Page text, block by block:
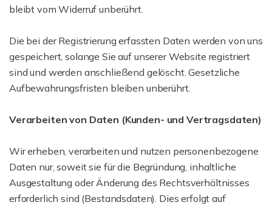
bleibt vom Widerruf unberührt.
Die bei der Registrierung erfassten Daten werden von uns
gespeichert, solange Sie auf unserer Website registriert
sind und werden anschließend gelöscht. Gesetzliche
Aufbewahrungsfristen bleiben unberührt.
Verarbeiten von Daten (Kunden- und Vertragsdaten)
Wir erheben, verarbeiten und nutzen personenbezogene
Daten nur, soweit sie für die Begründung, inhaltliche
Ausgestaltung oder Änderung des Rechtsverhältnisses
erforderlich sind (Bestandsdaten). Dies erfolgt auf